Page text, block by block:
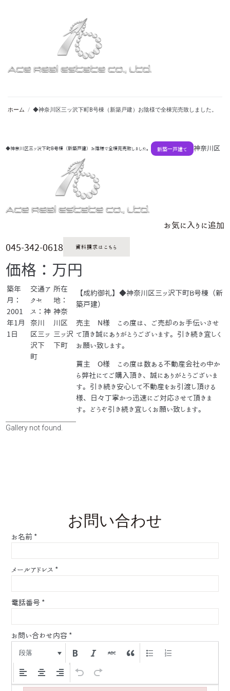
ホーム / ◆神奈川区三ッ沢下町B号棟（新築戸建）お陰様で全棟完売致しました。
◆神奈川区三ッ沢下町B号棟（新築戸建）お陰様で全棟完売致しました。 新築一戸建て 神奈川区
お気に入りに追加
045-342-0618 資料請求はこちら
価格：万円
築年
月：
2001
年1月
1日
交通ア
クセ
ス：神
奈川
区三ッ
沢下
町
所在
地：
神奈
川区
三ッ沢
下町
【成約御礼】◆神奈川区三ッ沢下町B号棟（新
築戸建）
売主 N様 この度は、ご売却のお手伝いさせ
て頂き誠にありがとうございます。引き続き宜しく
お願い致します。
買主 O様 この度は数ある不動産会社の中か
ら弊社にてご購入頂き、誠にありがとうございま
す。引き続き安心して不動産をお引渡し頂ける
様、日々丁寧かつ迅速にご対応させて頂きま
す。どうぞ引き続き宜しくお願い致します。
Gallery not found.
お問い合わせ
お名前 *
メールアドレス *
電話番号 *
お問い合わせ内容 *
段落